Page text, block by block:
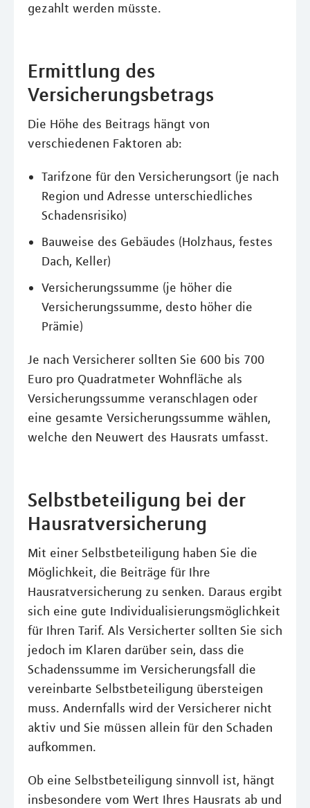
gezahlt werden müsste.
Ermittlung des
Versicherungsbetrags
Die Höhe des Beitrags hängt von
verschiedenen Faktoren ab:
Tarifzone für den Versicherungsort (je nach
Region und Adresse unterschiedliches
Schadensrisiko)
Bauweise des Gebäudes (Holzhaus, festes
Dach, Keller)
Versicherungssumme (je höher die
Versicherungssumme, desto höher die
Prämie)
Je nach Versicherer sollten Sie 600 bis 700
Euro pro Quadratmeter Wohnfläche als
Versicherungssumme veranschlagen oder
eine gesamte Versicherungssumme wählen,
welche den Neuwert des Hausrats umfasst.
Selbstbeteiligung bei der
Hausratversicherung
Mit einer Selbstbeteiligung haben Sie die
Möglichkeit, die Beiträge für Ihre
Hausratversicherung zu senken. Daraus ergibt
sich eine gute Individualisierungsmöglichkeit
für Ihren Tarif. Als Versicherter sollten Sie sich
jedoch im Klaren darüber sein, dass die
Schadenssumme im Versicherungsfall die
vereinbarte Selbstbeteiligung übersteigen
muss. Andernfalls wird der Versicherer nicht
aktiv und Sie müssen allein für den Schaden
aufkommen.
Ob eine Selbstbeteiligung sinnvoll ist, hängt
insbesondere vom Wert Ihres Hausrats ab und